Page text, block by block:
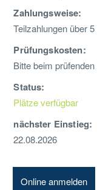
Zahlungsweise:
Teilzahlungen über
Prüfungskosten:
Bitte beim
Status:
Plätze verfügbar
nächster Einstieg:
22.08.2026
Online anmelden